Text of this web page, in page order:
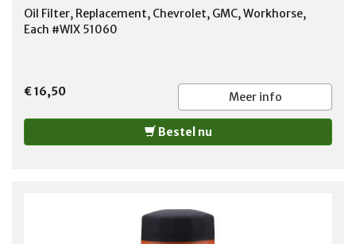
Oil Filter, Replacement, Chevrolet, GMC, Workhorse,
Each #WIX 51060
€ 16,50 Meer info
Bestel nu